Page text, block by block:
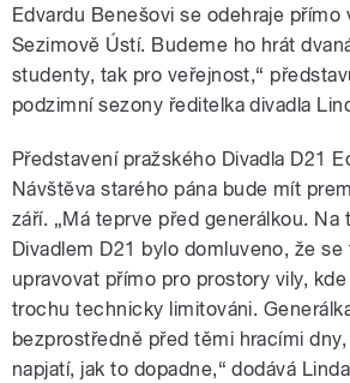
Edvardu Benešovi se odehraje přímo
Sezimově Ústí. Budeme ho hrát
studenty, tak pro veřejnost,“
podzimní sezony ředitelka divadla
Představení pražského Divadla D21
Návštěva starého pána bude mít
září. „Má teprve před generálkou.
Divadlem D21 bylo domluveno, že
upravovat přímo pro prostory vily,
trochu technicky limitováni.
bezprostředně před těmi hracími
napjatí, jak to dopadne,“ dodává